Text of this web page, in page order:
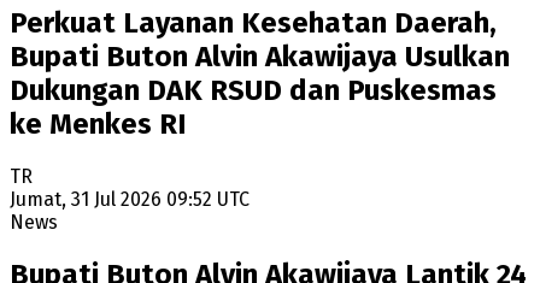
Perkuat Layanan Kesehatan Daerah,
Bupati Buton Alvin Akawijaya Usulkan
Dukungan DAK RSUD dan Puskesmas
ke Menkes RI
TR
Jumat, 31 Jul 2026 09:52 UTC
News
Bupati Buton Alvin Akawijaya Lantik 24